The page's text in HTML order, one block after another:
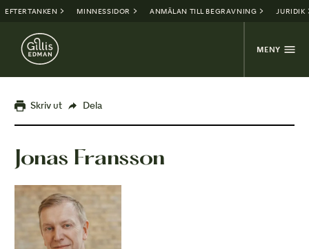
EFTERTANKEN MINNESSIDOR ANMÄLAN TILL BEGRAVNING JURIDIK
MENY
Skriv ut Dela
Jonas Fransson